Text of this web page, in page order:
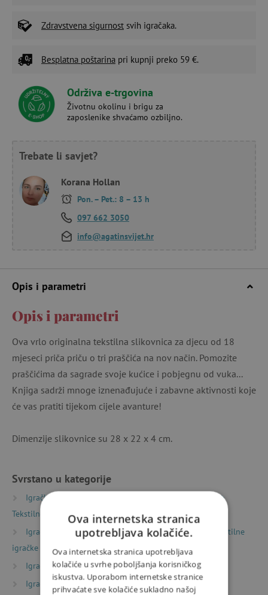
Zdravstvena sigurnost svih igračaka.
Besplatna poštarina pri kupnji preko 59 €.
Održiva e-trgovina
Životnu okolinu i brigu za
zaposlenike shvaćamo ozbiljno.
Trebate li savjet?
Korana Hollan
Pon. – Pet.: 8 – 13 h
097 662 3050
info@agatinsvijet.hr
Opis i parametri
Opis i parametri
Ova vrlo originalna tekstilna slikovnica za djecu od 18
mjeseci priča priču o tri praščića na nov način. Pomozite
praščićima da sagrade svoje kućice i pobjegnu od vuka...
Knjiga sadrži mnoge iznenađujuće i zabavne aktivnosti koje
će vas pratiti tijekom cijele avanture!
Dimenzije slikovnice su 28 x 22 x 4 cm.
Svrstano u kategorije
Igračke prema vrsti
Tekstilne knjižice za najmanju djecu
Igračke prema vrsti
Potrepštine za bebe
Tekstilne
igračke
Igračke prema starosti
Igračke i oprema za bebe
Igračke prema starosti
Igre i igračke za mališane
Ova internetska stranica
upotrebljava kolačiće.
Ova internetska stranica upotrebljava
kolačiće u svrhe poboljšanja korisničkog
iskustva. Uporabom internetske stranice
prihvaćate sve kolačiće sukladno našoj